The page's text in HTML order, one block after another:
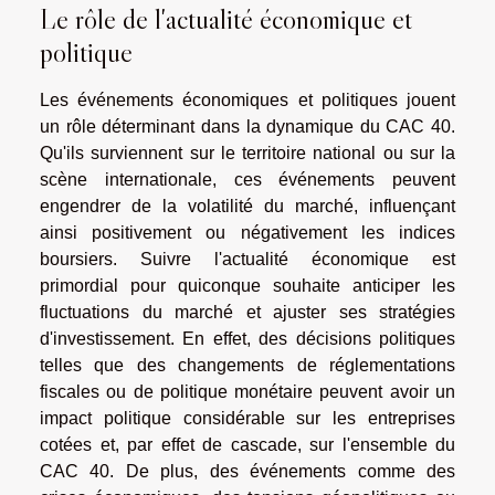
Le rôle de l'actualité économique et
politique
Les événements économiques et politiques jouent
un rôle déterminant dans la dynamique du CAC 40.
Qu'ils surviennent sur le territoire national ou sur la
scène internationale, ces événements peuvent
engendrer de la volatilité du marché, influençant
ainsi positivement ou négativement les indices
boursiers. Suivre l'actualité économique est
primordial pour quiconque souhaite anticiper les
fluctuations du marché et ajuster ses stratégies
d'investissement. En effet, des décisions politiques
telles que des changements de réglementations
fiscales ou de politique monétaire peuvent avoir un
impact politique considérable sur les entreprises
cotées et, par effet de cascade, sur l'ensemble du
CAC 40. De plus, des événements comme des